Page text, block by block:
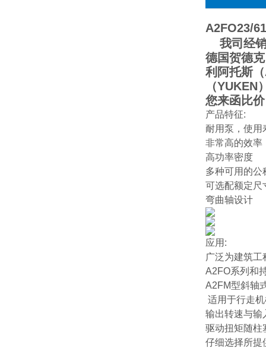
A2FO23/
我司经销
德国贺德
利阿托斯
（
您来函比
产品特征:
耐用泵，使用
非常高的效率
高功率密度
多种可用的公
可选配额定尺
弯曲轴设计
应用:
广泛为建筑
A2FO系列和
A2FM型斜轴
适用于行走
输出转速与输
驱动扭矩随柱
仔细选择所提